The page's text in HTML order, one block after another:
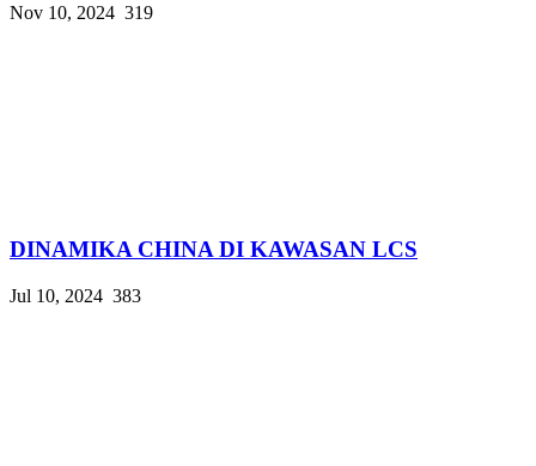
Nov 10, 2024 319
DINAMIKA CHINA DI KAWASAN LCS
Jul 10, 2024 383